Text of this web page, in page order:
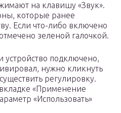
на клавишу «Звук».
которые ранее
Если что-либо включено
зеленой галочкой.
устройство подключено,
нужно кликнуть
регулировку.
«Применение
«Использовать»